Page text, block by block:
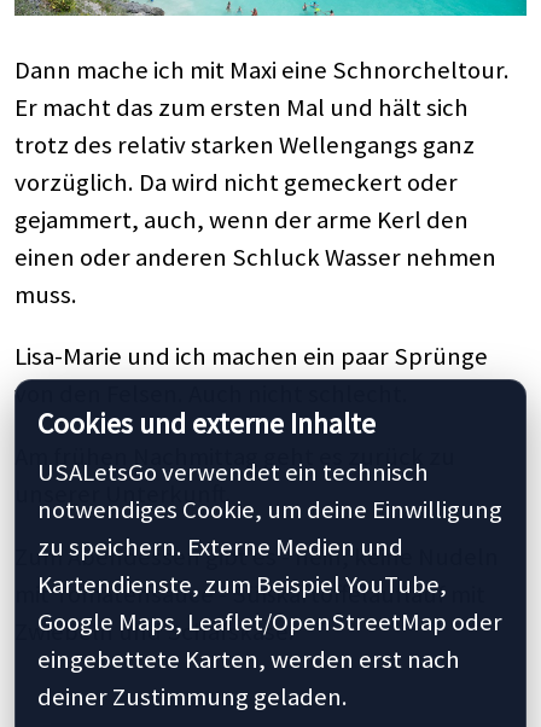
Dann mache ich mit Maxi eine Schnorcheltour.
Er macht das zum ersten Mal und hält sich
trotz des relativ starken Wellengangs ganz
vorzüglich. Da wird nicht gemeckert oder
gejammert, auch, wenn der arme Kerl den
einen oder anderen Schluck Wasser nehmen
muss.
Lisa-Marie und ich machen ein paar Sprünge
von den Felsen. Auch nicht schlecht.
Am frühen Nachmittag geht es zurück zu
unserer Unterkunft.
Zum Abendessen gibt es - nein, keine Nudeln
mit Tomatensauce - Süßkartoffelauflauf mit
Zwiebeln und Schafskäse.
Cookies und externe Inhalte
USALetsGo verwendet ein technisch
notwendiges Cookie, um deine Einwilligung
zu speichern. Externe Medien und
Kartendienste, zum Beispiel YouTube,
Google Maps, Leaflet/OpenStreetMap oder
eingebettete Karten, werden erst nach
deiner Zustimmung geladen.